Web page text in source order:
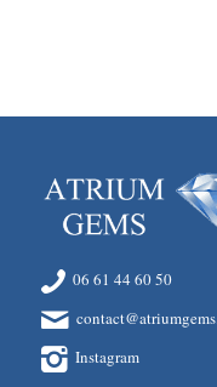
06 61 44 60 50
Instagram